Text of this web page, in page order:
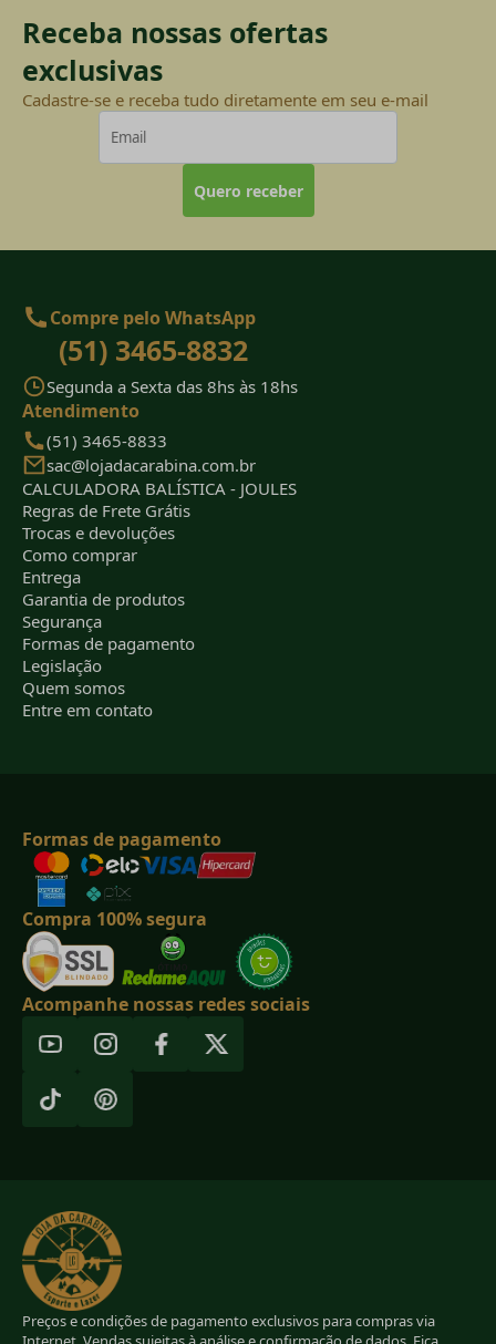
Receba nossas ofertas
exclusivas
Cadastre-se e receba tudo diretamente em seu e-mail
Quero receber
Compre pelo WhatsApp
(51) 3465-8832
Segunda a Sexta das 8hs às 18hs
Atendimento
(51) 3465-8833
sac@lojadacarabina.com.br
CALCULADORA BALÍSTICA - JOULES
Regras de Frete Grátis
Trocas e devoluções
Como comprar
Entrega
Garantia de produtos
Segurança
Formas de pagamento
Legislação
Quem somos
Entre em contato
Formas de pagamento
Compra 100% segura
Acompanhe nossas redes sociais
Preços e condições de pagamento exclusivos para compras via